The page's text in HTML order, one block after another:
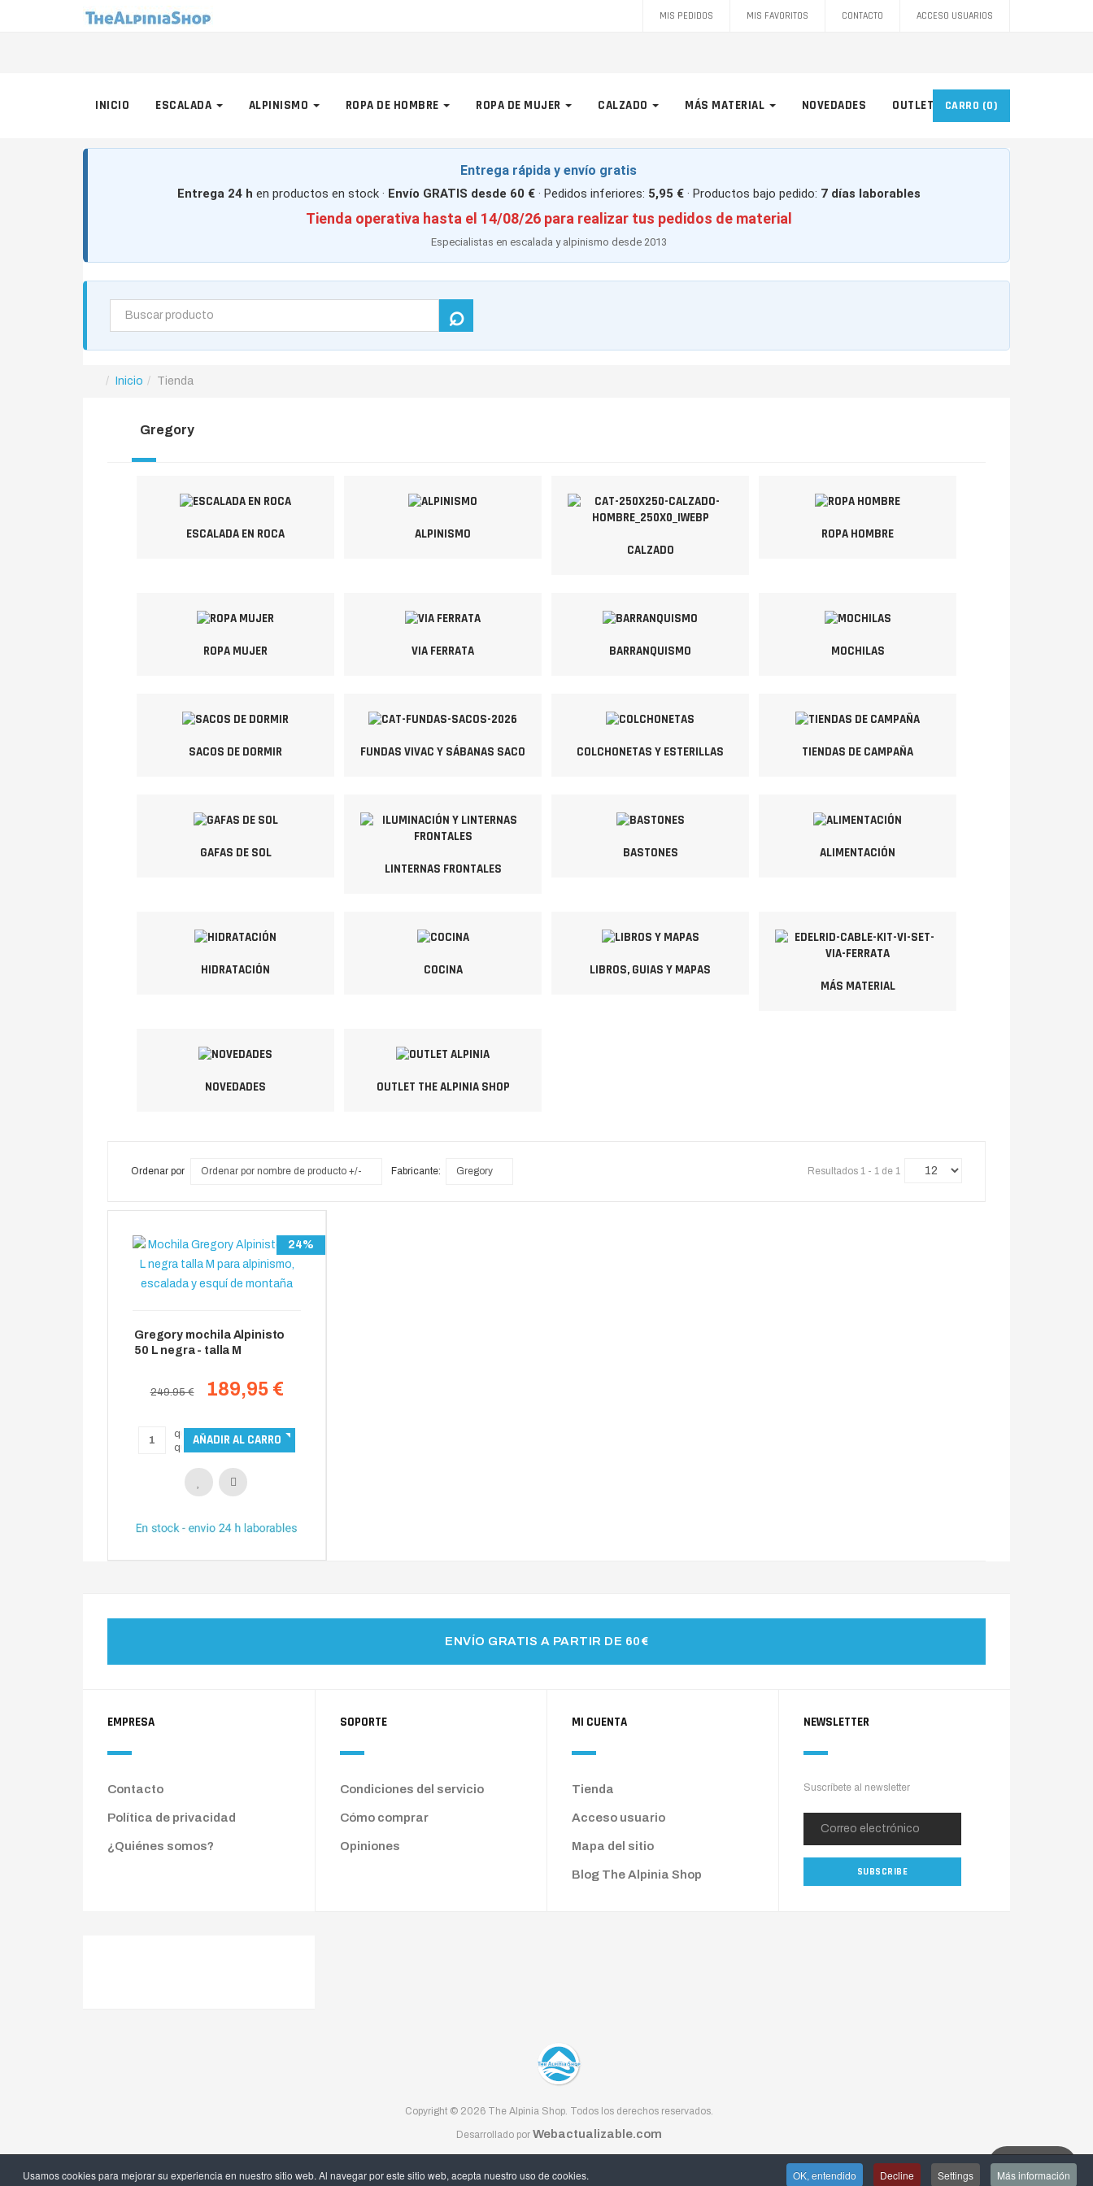
Usamos cookies para mejorar su experiencia en nuestro sitio web. Al navegar por este sitio web, acepta nuestro uso de cookies. OK, entendido Decline Settings Más información
MIS PEDIDOS MIS FAVORITOS CONTACTO ACCESO USUARIOS
INICIO ESCALADA ALPINISMO ROPA DE HOMBRE ROPA DE MUJER CALZADO MÁS MATERIAL NOVEDADES OUTLET CARRO (0)
Entrega rápida y envío gratis
Entrega 24 h en productos en stock · Envío GRATIS desde 60 €· Pedidos inferiores: 5,95 €· Productos bajo pedido: 7 días laborables
Tienda operativa hasta el 14/08/26 para realizar tus pedidos de material
Especialistas en escalada y alpinismo desde 2013
Inicio Tienda
Gregory
ESCALADA EN ROCA
ALPINISMO
CALZADO
ROPA HOMBRE
ROPA MUJER VIA FERRATA BARRANQUISMO MOCHILAS
SACOS DE DORMIR FUNDAS VIVAC Y SÁBANAS SACO COLCHONETAS Y ESTERILLAS TIENDAS DE CAMPAÑA
GAFAS DE SOL
LINTERNAS FRONTALES
BASTONES ALIMENTACIÓN
HIDRATACIÓN COCINA
LIBROS, GUIAS Y MAPAS
MÁS MATERIAL
NOVEDADES OUTLET THE ALPINIA SHOP
Ordenar por Ordenar por nombre de producto +/- Fabricante: Gregory Resultados 1 - 1 de 1
24%
Gregory mochila Alpinisto
50 L negra - talla M
249.95 € 189,95 €
ENVÍO GRATIS A PARTIR DE 60€
EMPRESA
Contacto
Política de privacidad
¿Quiénes somos?
SOPORTE
Condiciones del servicio
Cómo comprar
Opiniones
MI CUENTA
Tienda
Acceso usuario
Mapa del sitio
Blog The Alpinia Shop
NEWSLETTER
Suscríbete al newsletter
Copyright © 2026 The Alpinia Shop. Todos los derechos reservados.
Desarrollado por Webactualizable.com